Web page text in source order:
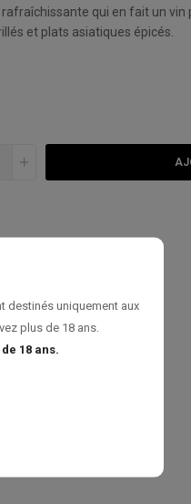
destinés uniquement aux
plus de 18 ans.
18 ans.
qui en fait un
et plats asiatiques épicés.
À MA LISTE DE SOUHAITS